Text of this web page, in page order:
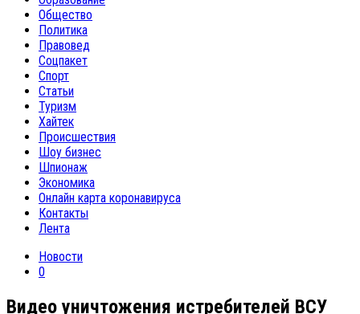
Общество
Политика
Правовед
Соцпакет
Спорт
Статьи
Туризм
Хайтек
Происшествия
Шоу бизнес
Шпионаж
Экономика
Онлайн карта коронавируса
Контакты
Лента
Новости
0
Видео уничтожения истребителей ВСУ